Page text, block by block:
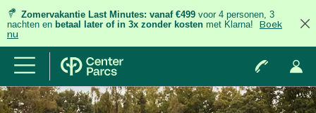
Zomervakantie Last Minutes: vanaf €499 voor 4 personen, 3
nachten en betaal later of in 3x zonder kosten met Klarna!
Boek
nu